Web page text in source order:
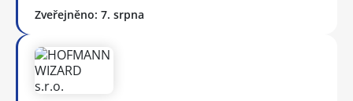
Zveřejněno: 7. srpna